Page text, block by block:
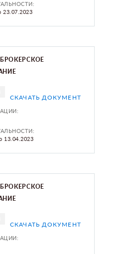
23.07.2023
СКАЧАТЬ ДОКУМЕНТ
13.04.2023
СКАЧАТЬ ДОКУМЕНТ